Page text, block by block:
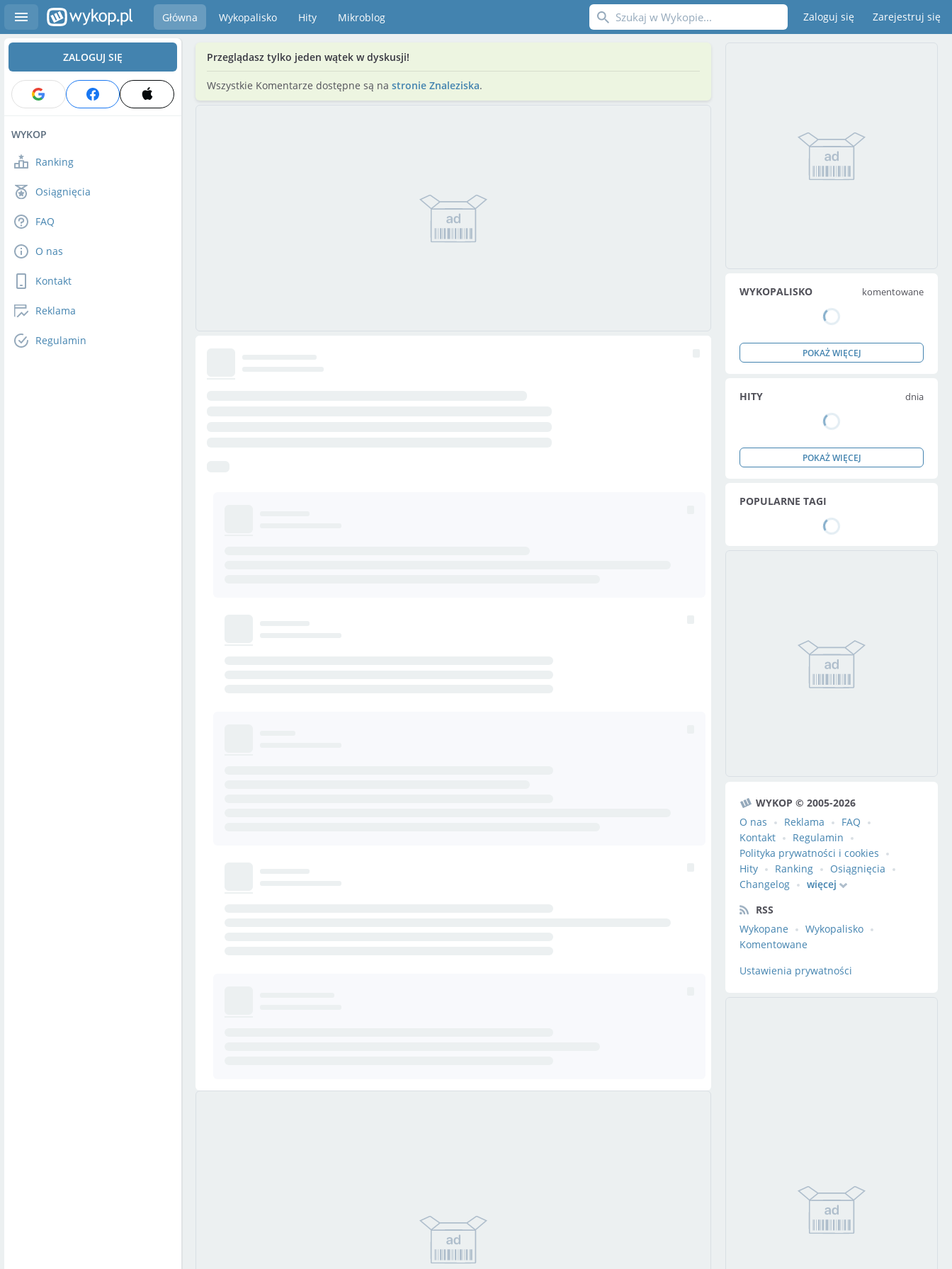
Główna Wykopalisko Hity Mikroblog Zaloguj się Zarejestruj się
ZALOGUJ SIĘ
WYKOP
Ranking
Osiągnięcia
FAQ
O nas
Kontakt
Reklama
Regulamin
Przeglądasz tylko jeden wątek w dyskusji!
Wszystkie Komentarze dostępne są na stronie Znaleziska.
WYKOPALISKO komentowane
POKAŻ WIĘCEJ
HITY dnia
POKAŻ WIĘCEJ
POPULARNE TAGI
WYKOP © 2005-2026
O nas
Reklama
FAQ
Kontakt
Regulamin
Polityka prywatności i cookies
Hity
Ranking
Osiągnięcia
Changelog
więcej
RSS
Wykopane
Wykopalisko
Komentowane
Ustawienia prywatności